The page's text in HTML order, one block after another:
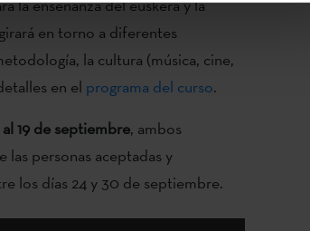
la enseñanza del euskera y la
en torno a diferentes
la cultura (música, cine,
en el programa del curso.
19 de septiembre, ambos
las personas aceptadas y
los días 24 y 30 de septiembre.